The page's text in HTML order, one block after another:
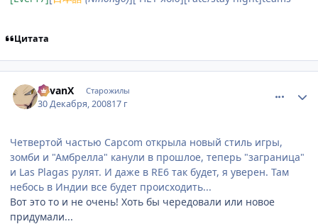
Цитата
RevanX Старожилы
30 Декабря, 200817 г
Четвертой частью Capcom открыла новый стиль игры,
зомби и "Амбрелла" канули в прошлое, теперь "заграница"
и Las Plagas рулят. И даже в RE6 так будет, я уверен. Там
небось в Индии все будет происходить...
Вот это то и не очень! Хоть бы чередовали или новое
придумали...